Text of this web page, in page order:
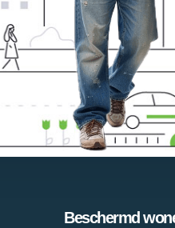
Beschermd